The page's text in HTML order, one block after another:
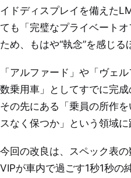
イドディスプレイを備えた
ても「完璧なプライベート
ため、もはや“執念”を感じる
「アルファード」や「ヴェ
数乗用車」としてすでに完
その先にある「乗員の所作
スなく保つか」という領域に
今回の改良は、スペック表の
VIPが車内で過ごす1秒1秒の